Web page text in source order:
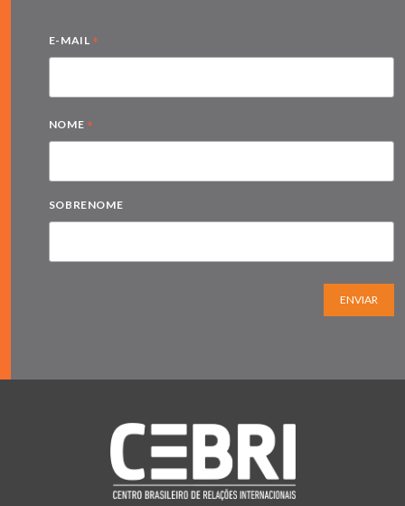
E-MAIL *
NOME *
SOBRENOME
ENVIAR